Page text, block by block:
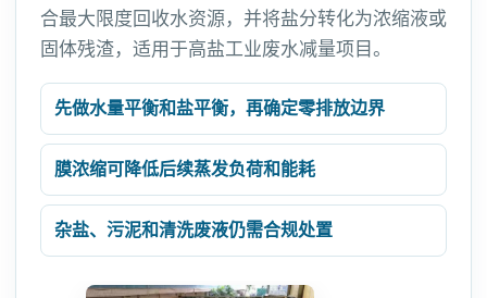
合最大限度回收水资源，并将盐分转化为浓缩液或
固体残渣，适用于高盐工业废水减量项目。
先做水量平衡和盐平衡，再确定零排放边界
膜浓缩可降低后续蒸发负荷和能耗
杂盐、污泥和清洗废液仍需合规处置